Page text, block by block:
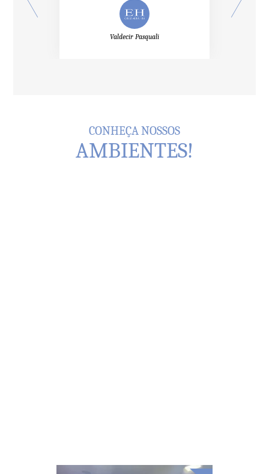
Osmar Dani e Cristina Dani
CONHEÇA NOSSOS
AMBIENTES!